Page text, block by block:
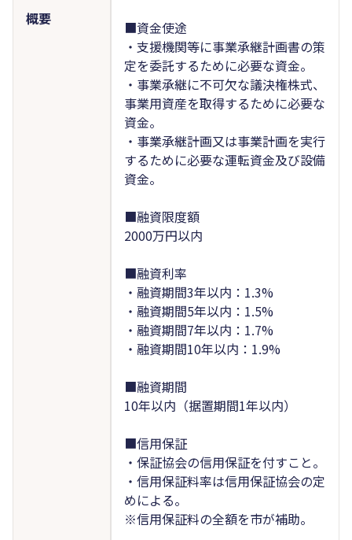
概要
■資金使途
・支援機関等に事業承継計画書の策
定を委託するために必要な資金。
・事業承継に不可欠な議決権株式、
事業用資産を取得するために必要な
資金。
・事業承継計画又は事業計画を実行
するために必要な運転資金及び設備
資金。
■融資限度額
2000万円以内
■融資利率
・融資期間3年以内：1.3%
・融資期間5年以内：1.5%
・融資期間7年以内：1.7%
・融資期間10年以内：1.9%
■融資期間
10年以内（据置期間1年以内）
■信用保証
・保証協会の信用保証を付すこと。
・信用保証料率は信用保証協会の定
めによる。
※信用保証料の全額を市が補助。